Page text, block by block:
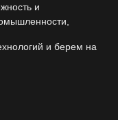
и
и берем на